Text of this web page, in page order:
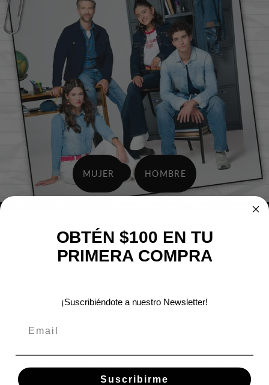
MUJER HOMBRE
consúltalos en : Envíos gratis en
a meses o quicenas sin intereses
OBTÉN $100 EN TU
PRIMERA COMPRA
¡Suscribiéndote a nuestro Newsletter!
Suscribirme